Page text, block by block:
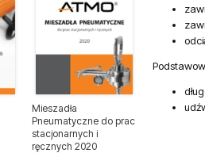
wulkanizacji
ATA
Mieszadła
Pneumatyczne do prac
stacjonarnych i
ręcznych 2020